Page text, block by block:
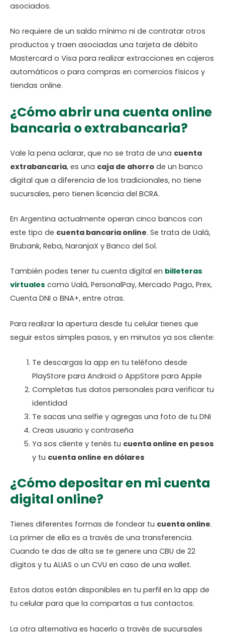
asociados.
No requiere de un saldo mínimo ni de contratar otros
productos y traen asociadas una tarjeta de débito
Mastercard o Visa para realizar extracciones en cajeros
automáticos o para compras en comercios físicos y
tiendas online.
¿Cómo abrir una cuenta online
bancaria o extrabancaria?
Vale la pena aclarar, que no se trata de una cuenta
extrabancaria, es una caja de ahorro de un banco
digital que a diferencia de los tradicionales, no tiene
sucursales, pero tienen licencia del BCRA.
En Argentina actualmente operan cinco bancos con
este tipo de cuenta bancaria online. Se trata de Ualá,
Brubank, Reba, NaranjaX y Banco del Sol.
También podes tener tu cuenta digital en billeteras
virtuales como Ualá, PersonalPay, Mercado Pago, Prex,
Cuenta DNI o BNA+, entre otras.
Para realizar la apertura desde tu celular tienes que
seguir estos simples pasos, y en minutos ya sos cliente:
Te descargas la app en tu teléfono desde
PlayStore para Android o AppStore para Apple
Completas tus datos personales para verificar tu
identidad
Te sacas una selfie y agregas una foto de tu DNI
Creas usuario y contraseña
Ya sos cliente y tenés tu cuenta online en pesos
y tu cuenta online en dólares
¿Cómo depositar en mi cuenta
digital online?
Tienes diferentes formas de fondear tu cuenta online.
La primer de ella es a través de una transferencia.
Cuando te das de alta se te genere una CBU de 22
dígitos y tu ALIAS o un CVU en caso de una wallet.
Estos datos están disponibles en tu perfil en la app de
tu celular para que la compartas a tus contactos.
La otra alternativa es hacerlo a través de sucursales